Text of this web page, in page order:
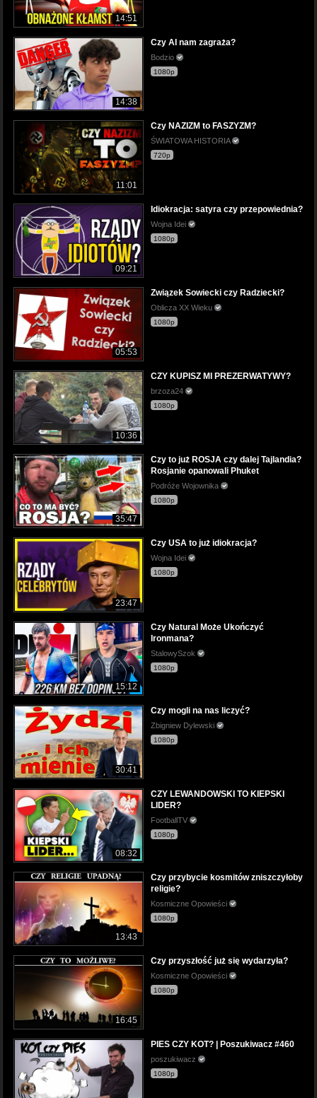
14:51
14:38
Czy AI nam zagraża?
Bodzio
1080p
11:01
Czy NAZIZM to FASZYZM?
ŚWIATOWA HISTORIA
720p
09:21
Idiokracja: satyra czy przepowiednia?
Wojna Idei
1080p
05:53
Związek Sowiecki czy Radziecki?
Oblicza XX Wieku
1080p
10:36
CZY KUPISZ MI PREZERWATYWY?
brzoza24
1080p
35:47
Czy to już ROSJA czy dalej Tajlandia?
Rosjanie opanowali Phuket
Podróże Wojownika
1080p
23:47
Czy USA to już idiokracja?
Wojna Idei
1080p
15:12
Czy Natural Może Ukończyć
Ironmana?
StalowySzok
1080p
30:41
Czy mogli na nas liczyć?
Zbigniew Dylewski
1080p
08:32
CZY LEWANDOWSKI TO KIEPSKI
LIDER?
FootballTV
1080p
13:43
Czy przybycie kosmitów zniszczyłoby
religie?
Kosmiczne Opowieści
1080p
16:45
Czy przyszłość już się wydarzyła?
Kosmiczne Opowieści
1080p
PIES CZY KOT? | Poszukiwacz #460
poszukiwacz
1080p